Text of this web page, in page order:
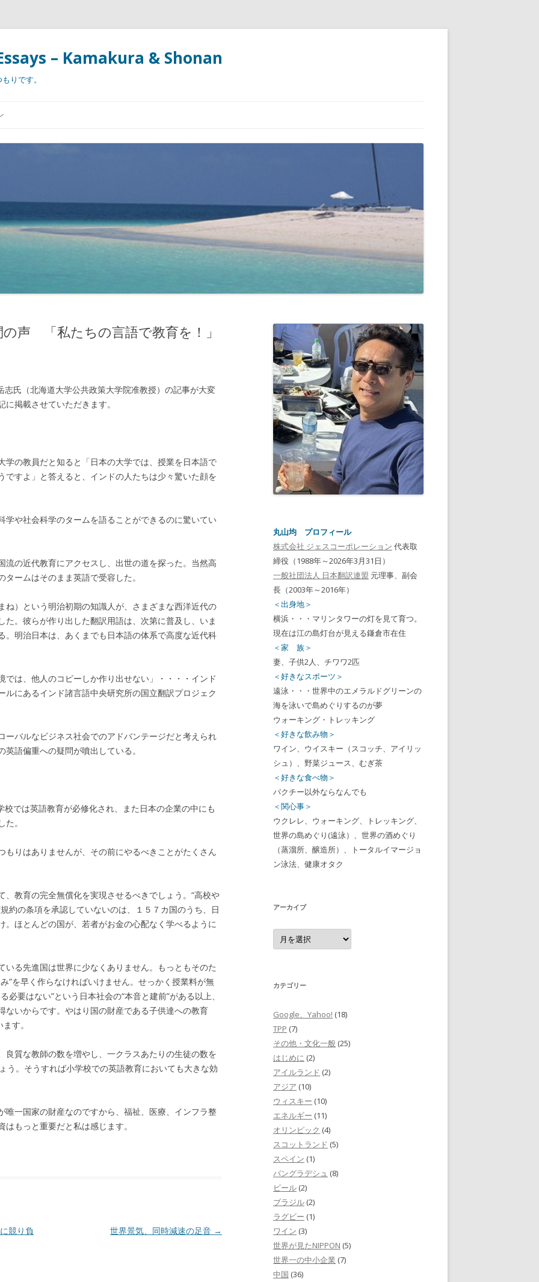
– Kamakura & Shonan
りです。
へ
声 「私たちの言語で教育を！」
志氏（北海道大学公共政策大学院准教授）の記事が大変
掲載させていただきます。
学の教員だと知ると「日本の大学では、授業を日本語で
ですよ」と答えると、インドの人たちは少々驚いた顔を
学や社会科学のタームを語ることができるのに驚いてい
流の近代教育にアクセスし、出世の道を探った。当然高
ームはそのまま英語で受容した。
ね）という明治初期の知識人が、さまざまな西洋近代の
。彼らが作り出した翻訳用語は、次第に普及し、いま
。明治日本は、あくまでも日本語の体系で高度な近代科
は、他人のコピーしか作り出せない」・・・・インド
にあるインド諸言語中央研究所の国立翻訳プロジェク
ーバルなビジネス社会でのアドバンテージだと考えられ
語偏重への疑問が噴出している。
では英語教育が必修化され、また日本の企業の中にも
。
もりはありませんが、その前にやるべきことがたくさん
教育の完全無償化を実現させるべきでしょう。“高校や
約の条項を承認していないのは、１５７カ国のうち、日
。ほとんどの国が、若者がお金の心配なく学べるように
る先進国は世界に少なくありません。もっともそのた
”を早く作らなければいけません。せっかく授業料が無
要はない”という日本社会の“本音と建前”がある以上、
ないからです。やはり国の財産である子供達への教育
す。
良質な教師の数を増やし、一クラスあたりの生徒の数を
う。そうすれば小学校での英語教育においても大きな効
唯一国家の財産なのですから、福祉、医療、インフラ整
もっと重要だと私は感じます。
競り負 世界景気、同時減速の足音 →
丸山均 プロフィール
株式会社 ジェスコーポレーション 代表取
締役（1988年～2026年3月31日）
一般社団法人 日本翻訳連盟 元理事、副会
長（2003年～2016年）
＜出身地＞
横浜・・・マリンタワーの灯を見て育つ。
現在は江の島灯台が見える鎌倉市在住
＜家 族＞
妻、子供2人、チワワ2匹
＜好きなスポーツ＞
遠泳・・・世界中のエメラルドグリーンの
海を泳いで島めぐりするのが夢
ウォーキング・トレッキング
＜好きな飲み物＞
ワイン、ウイスキー（スコッチ、アイリッ
シュ）、野菜ジュース、むぎ茶
＜好きな食べ物＞
パクチー以外ならなんでも
＜関心事＞
ウクレレ、ウォーキング、トレッキング、
世界の島めぐり(遠泳）、世界の酒めぐり
（蒸溜所、醸造所）、トータルイマージョ
ン泳法、健康オタク
アーカイブ
ア
ー
カ
カテゴリー
Google、Yahoo! (18)
TPP (7)
その他・文化一般 (25)
はじめに (2)
アイルランド (2)
アジア (10)
ウィスキー (10)
エネルギー (11)
オリンピック (4)
スコットランド (5)
スペイン (1)
バングラデシュ (8)
ビール (2)
ブラジル (2)
ラグビー (1)
ワイン (3)
世界が見たNIPPON (5)
世界一の中小企業 (7)
中国 (36)